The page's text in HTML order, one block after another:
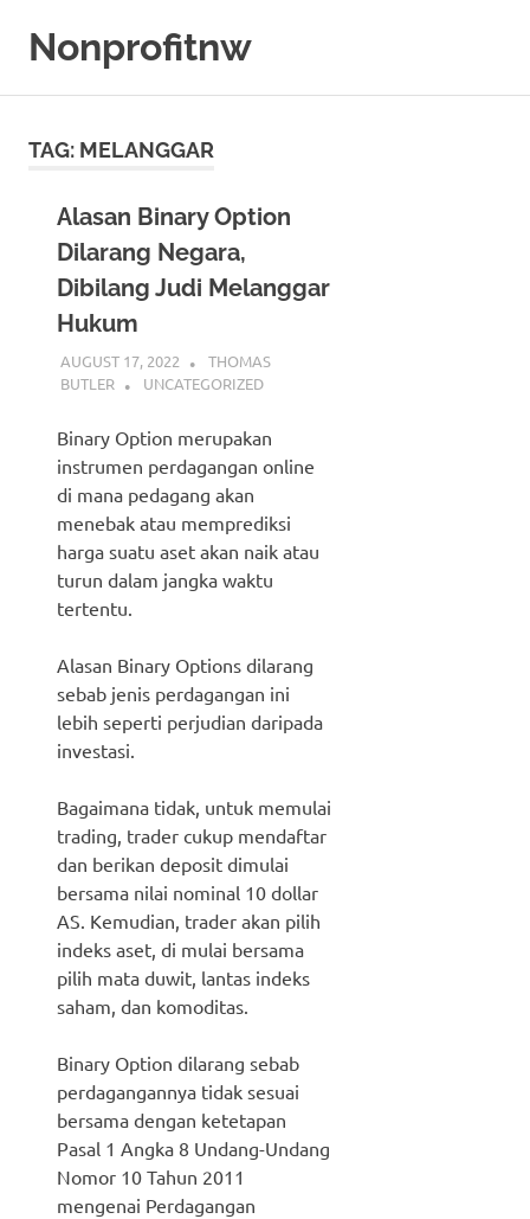
Nonprofitnw
Hari
TAG: MELANGGAR
Alasan Binary Option
Dilarang Negara,
Dibilang Judi Melanggar
Hukum
AUGUST 17, 2022
THOMAS
BUTLER
UNCATEGORIZED
Binary Option merupakan
instrumen perdagangan online
di mana pedagang akan
menebak atau memprediksi
harga suatu aset akan naik atau
turun dalam jangka waktu
tertentu.
Alasan Binary Options dilarang
sebab jenis perdagangan ini
lebih seperti perjudian daripada
investasi.
Bagaimana tidak, untuk memulai
trading, trader cukup mendaftar
dan berikan deposit dimulai
bersama nilai nominal 10 dollar
AS. Kemudian, trader akan pilih
indeks aset, di mulai bersama
pilih mata duwit, lantas indeks
saham, dan komoditas.
Binary Option dilarang sebab
perdagangannya tidak sesuai
bersama dengan ketetapan
Pasal 1 Angka 8 Undang-Undang
Nomor 10 Tahun 2011
mengenai Perdagangan